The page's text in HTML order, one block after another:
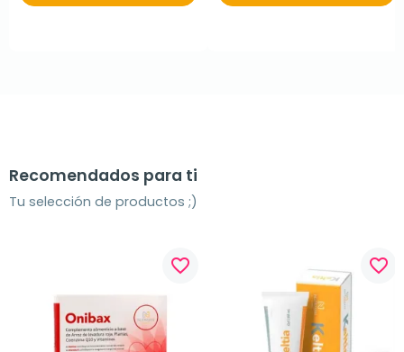
Recomendados para ti
Tu selección de productos ;)
favorite_border favorite_border